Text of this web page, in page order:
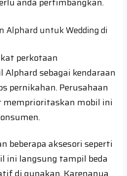
Alphard untuk Wedding di
perkotaan
sebagai kendaraan
pernikahan. Perusahaan
memprioritaskan mobil ini
beberapa aksesori seperti
ini langsung tampil beda